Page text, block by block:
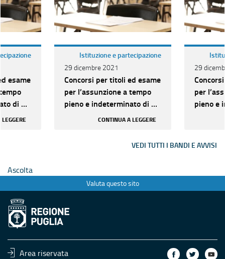
esame
di n.
C per
Istituzione e partecipazione
29 dicembre 2021
Concorsi per titoli ed esame
per l’assunzione a tempo
pieno e indeterminato di n.
306 unità di categoria C per
CONTINUA A LEGGERE
29
per
pieno e
VEDI TUTTI I BANDI E AVVISI
Ascolta
Valuta questo sito
Area riservata